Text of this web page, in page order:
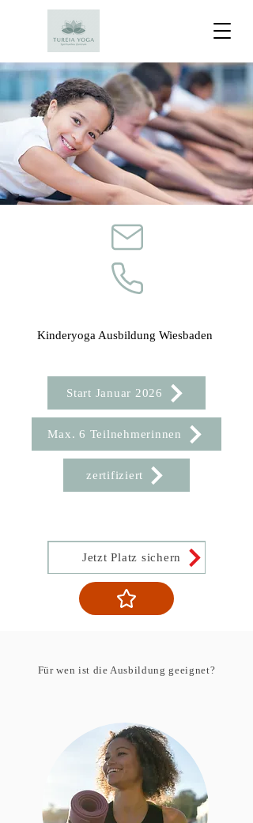
Kinderyoga Ausbildung Wiesbaden
Start Januar 2026
Max. 6 Teilnehmerinnen
zertifiziert
Jetzt Platz sichern
Für wen ist die Ausbildung geeignet?